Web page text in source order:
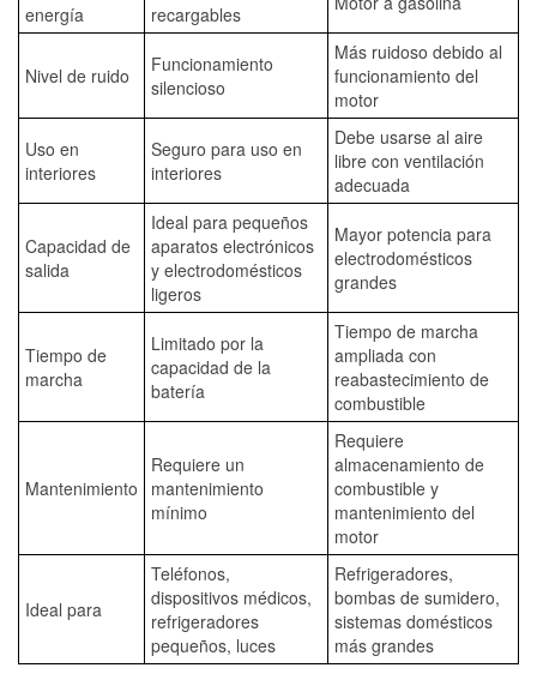
energía
recargables
Nivel de ruido
Funcionamiento
silencioso
Más ruidoso debido al
funcionamiento del
motor
Uso en
interiores
Seguro para uso en
interiores
Debe usarse al aire
libre con ventilación
adecuada
Capacidad de
salida
Ideal para pequeños
aparatos electrónicos
y electrodomésticos
ligeros
Mayor potencia para
electrodomésticos
grandes
Tiempo de
marcha
Limitado por la
capacidad de la
batería
Tiempo de marcha
ampliada con
reabastecimiento de
combustible
Mantenimiento
Requiere un
mantenimiento
mínimo
Requiere
almacenamiento de
combustible y
mantenimiento del
motor
Ideal para
Teléfonos,
dispositivos médicos,
refrigeradores
pequeños, luces
Refrigeradores,
bombas de sumidero,
sistemas domésticos
más grandes